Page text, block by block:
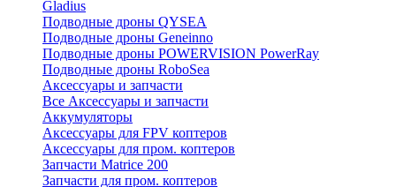
Gladius
Подводные дроны QYSEA
Подводные дроны Geneinno
Подводные дроны POWERVISION PowerRay
Подводные дроны RoboSea
Аксессуары и запчасти
Все Аксессуары и запчасти
Аккумуляторы
Аксессуары для FPV коптеров
Аксессуары для пром. коптеров
Запчасти Matrice 200
Запчасти для пром. коптеров